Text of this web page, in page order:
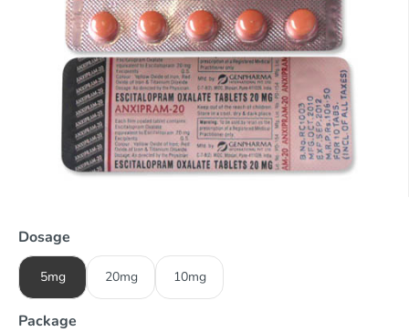
Dosage
5mg 20mg 10mg
Package